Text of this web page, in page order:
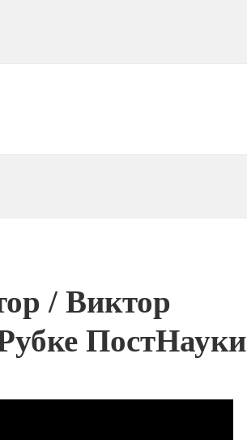
/ Виктор
ПостНауки